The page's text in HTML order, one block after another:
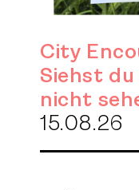
City
Siehst du
nicht
15.08.26